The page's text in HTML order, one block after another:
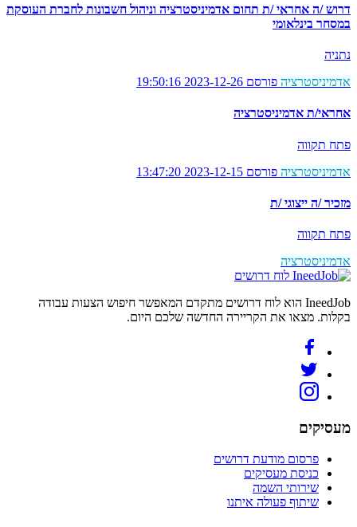
דרוש /ה אחראי /ת תחום אדמיניסטרציה וניהול חשבונות לחברת העוסקת
במסחר בינלאומי
נתניה
אדמיניסטרציה פורסם 2023-12-26 19:50:16
אחראי/ת אדמיניסטרציה
פתח תקווה
אדמיניסטרציה פורסם 2023-12-15 13:47:20
מזכיר /ה ייצוגי /ת
פתח תקווה
אדמיניסטרציה
לוח דרושים
IneedJob הוא לוח דרושים מתקדם המאפשר חיפוש הצעות עבודה
בקלות. מצאו את הקריירה החדשה שלכם היום.
מעסיקים
פרסום מודעת דרושים
כניסת מעסיקים
שירותי השמה
שיתוף פעולה איתנו